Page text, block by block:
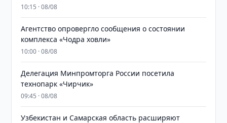
10:15 · 08/08
Агентство опровергло сообщения о состоянии
комплекса «Чодра ховли»
10:00 · 08/08
Делегация Минпромторга России посетила
технопарк «Чирчик»
09:45 · 08/08
Узбекистан и Самарская область расширяют